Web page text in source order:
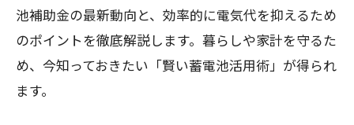
池補助金の最新動向と、効率的に電気代を抑えるため
のポイントを徹底解説します。暮らしや家計を守るた
め、今知っておきたい「賢い蓄電池活用術」が得られ
ます。